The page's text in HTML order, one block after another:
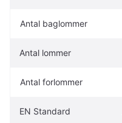
Antal baglommer
Antal lommer
Antal forlommer
EN Standard